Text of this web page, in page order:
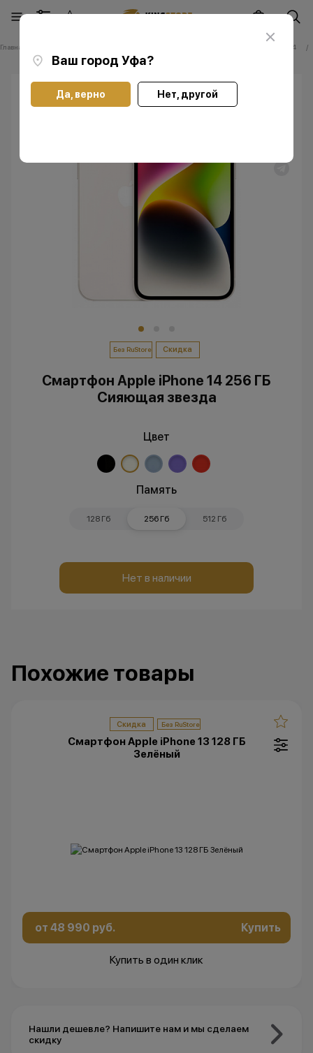
Ваш город Уфа?
Да, верно Нет, другой
Главная Смартфоны Apple iPhone 14
Без RuStore Скидка
Смартфон Apple iPhone 14 256 ГБ
Cияющая звезда
Цвет
Память
128 Гб 256 Гб 512 Гб
Нет в наличии
Похожие товары
Скидка
Смартфон Apple iPhone 13 128 ГБ
Зелёный
от 48 990 руб. Купить
Купить в один клик
Нашли дешевле? Напишите нам и мы сделаем
скидку